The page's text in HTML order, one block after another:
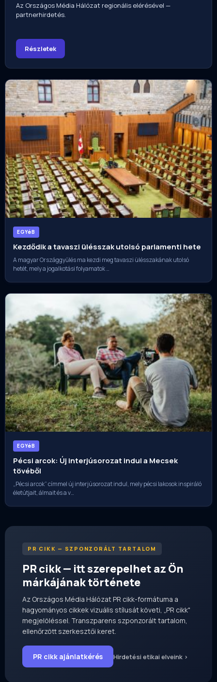
Az Országos Média Hálózat regionális elérésével —
partnerhirdetés.
Részletek
EGYéB
Kezdődik a tavaszi ülésszak utolsó parlamenti hete
A magyar Országgyűlés ma kezdi meg tavaszi ülésszakának utolsó
hetét, mely a jogalkotási folyamatok …
EGYéB
Pécsi arcok: Új interjúsorozat indul a Mecsek
tövéből
„Pécsi arcok” címmel új interjúsorozat indul, mely pécsi lakosok inspiráló
életútjait, álmait és a v…
PR CIKK — SZPONZORÁLT TARTALOM
PR cikk — itt szerepelhet az Ön
márkájának története
Az Országos Média Hálózat PR cikk-formátuma a
hagyományos cikkek vizuális stílusát követi, „PR cikk"
megjelöléssel. Transzparens szponzorált tartalom,
ellenőrzött szerkesztői keret.
PR cikk ajánlatkérés Hirdetési etikai elveink ›